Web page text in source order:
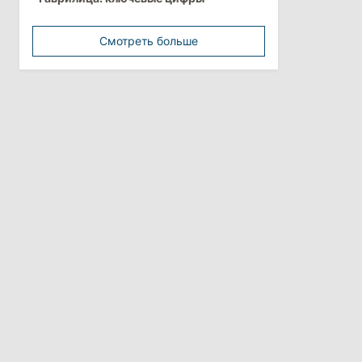
минимальной зарплатой
Политика
Анна Ревенко уходит с поста главы
Смотреть больше